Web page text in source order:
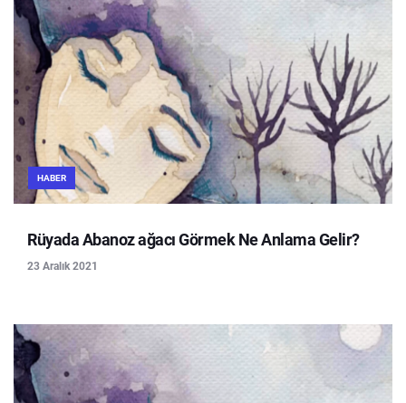
HABER
Rüyada Abanoz ağacı Görmek Ne Anlama Gelir?
23 Aralık 2021